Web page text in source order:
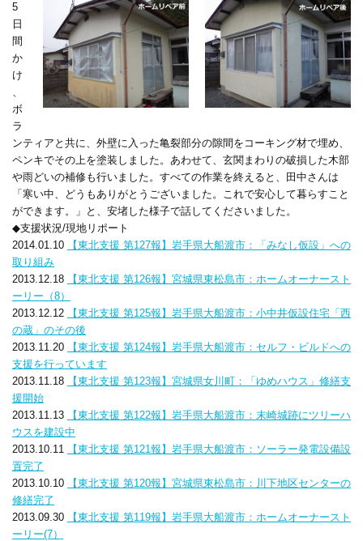
5
日
間
か
け
、
ボ
ラ
ンティアと共に、外壁に入った亀裂部分の隙間をコーキング材で埋め、
ペンキでその上を塗装しました。あわせて、玄関まわりの破損した木部
や雨どいの補修も行いました。すべての作業を終えると、田中さんは
「寒い中、どうもありがとうございました。これで安心して暮らすこと
ができます。」と、安堵した様子で話してくださいました。
◆支援状況/現地リポート
2014.01.10
【東北支援 第127報】岩手県大船渡市：「みなし仮設」への
取り組み
2013.12.18
【東北支援 第126報】宮城県東松島市：ホームオーナースト
ーリー（8）
2013.12.12
【東北支援 第125報】岩手県大船渡市：小中井仮設住宅「西
の蔵」のその後
2013.11.20
【東北支援 第124報】岩手県大船渡市：セルフ・ビルドへの
支援を行っています
2013.11.18
【東北支援 第123報】宮城県女川町：「ゆめハウス」修繕支
援開始
2013.11.13
【東北支援 第122報】岩手県大船渡市：末崎城跡にツリーハ
ウスを建設中
2013.10.11
【東北支援 第121報】岩手県大船渡市：ソーラー発電設備設
置完了
2013.10.10
【東北支援 第120報】宮城県東松島市：川下地区センターの
修繕完了
2013.09.30
【東北支援 第119報】岩手県大船渡市：ホームオーナースト
ーリー(7）